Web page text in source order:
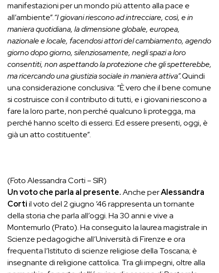
manifestazioni per un mondo più attento alla pace e
all’ambiente”.“I giovani riescono ad intrecciare, così, e in
maniera quotidiana, la dimensione globale, europea,
nazionale e locale, facendosi attori del cambiamento, agendo
giorno dopo giorno, silenziosamente, negli spazi a loro
consentiti, non aspettando la protezione che gli spetterebbe,
ma ricercando una giustizia sociale in maniera attiva”.Quindi
una considerazione conclusiva: “È vero che il bene comune
si costruisce con il contributo di tutti, e i giovani riescono a
fare la loro parte, non perché qualcuno li protegga, ma
perché hanno scelto di esserci. Ed essere presenti, oggi, è
già un atto costituente”.
(Foto Alessandra Corti – SIR)
Un voto che parla al presente.Anche perAlessandra
Cortiil voto del 2 giugno ’46 rappresenta un tornante
della storia che parla all’oggi. Ha 30 anni e vive a
Montemurlo (Prato). Ha conseguito la laurea magistrale in
Scienze pedagogiche all’Università di Firenze e ora
frequenta l’Istituto di scienze religiose della Toscana; è
insegnante di religione cattolica. Tra gli impegni, oltre alla